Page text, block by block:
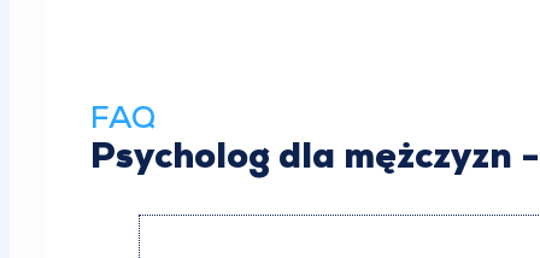
FAQ
Psycholog dla